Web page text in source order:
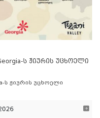
Georgia-ს ჟიურის უცხოელი
ს ჟიურის უცხოელი